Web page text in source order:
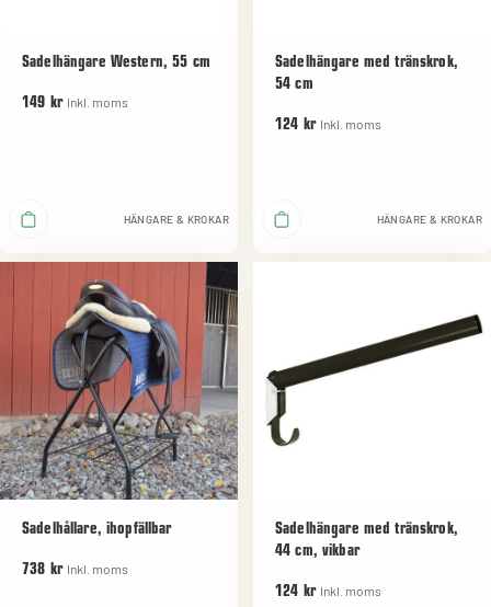
Sadelhängare Western, 55 cm
149 kr Inkl. moms
HÄNGARE & KROKAR
Sadelhängare med tränskrok,
54 cm
124 kr Inkl. moms
HÄNGARE & KROKAR
Sadelhållare, ihopfällbar
738 kr Inkl. moms
Sadelhängare med tränskrok,
44 cm, vikbar
124 kr Inkl. moms